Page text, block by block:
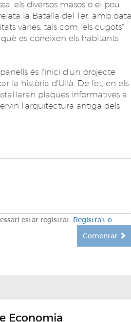
els diversos masos o el pou
la Batalla del Ter, amb data
vàries, tals com "els cugots"
es coneixen els habitants
panells és l'inici d'un projecte
la història d'Ullà. De fet, en els
plaques informatives a
l'arquitectura antiga dels
estar registrat. Registra't o
Comentar
Economia